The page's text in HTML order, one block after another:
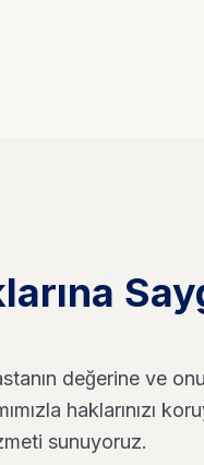
değerine ve
haklarınızı
sunuyoruz.